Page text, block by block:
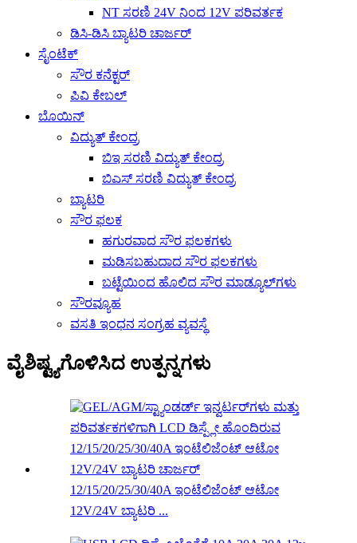
NT ಸರಣಿ 24V ನಿಂದ 12V ಪರಿವರ್ತಕ
ಡಿಸಿ-ಡಿಸಿ ಬ್ಯಾಟರಿ ಚಾರ್ಜರ್
ಸೈಂಟೆಕ್
ಸೌರ ಕನೆಕ್ಟರ್
ಪಿವಿ ಕೇಬಲ್
ಬೊಯಿನ್
ವಿದ್ಯುತ್ ಕೇಂದ್ರ
ಬಿಇ ಸರಣಿ ವಿದ್ಯುತ್ ಕೇಂದ್ರ
ಬಿಎಸ್ ಸರಣಿ ವಿದ್ಯುತ್ ಕೇಂದ್ರ
ಬ್ಯಾಟರಿ
ಸೌರ ಫಲಕ
ಹಗುರವಾದ ಸೌರ ಫಲಕಗಳು
ಮಡಿಸಬಹುದಾದ ಸೌರ ಫಲಕಗಳು
ಬಟ್ಟೆಯಿಂದ ಹೊಲಿದ ಸೌರ ಮಾಡ್ಯೂಲ್‌ಗಳು
ಸೌರವ್ಯೂಹ
ವಸತಿ ಇಂಧನ ಸಂಗ್ರಹ ವ್ಯವಸ್ಥೆ
ವೈಶಿಷ್ಟ್ಯಗೊಳಿಸಿದ ಉತ್ಪನ್ನಗಳು
12/15/20/25/30/40A ಇಂಟೆಲಿಜೆಂಟ್ ಆಟೋ
12V/24V ಬ್ಯಾಟರಿ ...